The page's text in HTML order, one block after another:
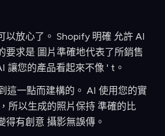
以放心了。 Shopify 明確 允許 AI
要求是 圖片準確地代表了所銷售
讓您的產品看起來不像 ' t。
這一點而建構的。 AI 使用您的實
所以生成的照片保持 準確的比
得有創意 攝影無誤傳。